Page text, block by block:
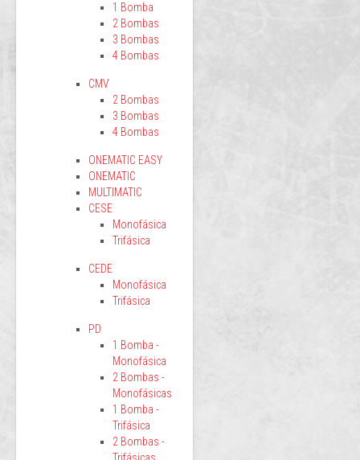
1 Bomba
2 Bombas
3 Bombas
4 Bombas
CMV
2 Bombas
3 Bombas
4 Bombas
ONEMATIC EASY
ONEMATIC
MULTIMATIC
CESE
Monofásica
Trifásica
CEDE
Monofásica
Trifásica
PD
1 Bomba -
Monofásica
2 Bombas -
Monofásicas
1 Bomba -
Trifásica
2 Bombas -